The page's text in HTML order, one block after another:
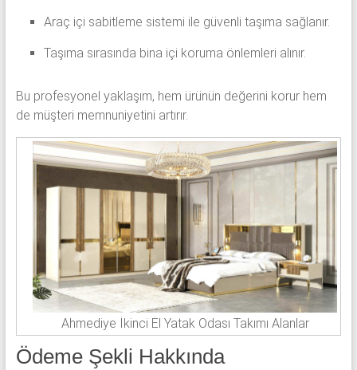
Araç içi sabitleme sistemi ile güvenli taşıma sağlanır.
Taşıma sırasında bina içi koruma önlemleri alınır.
Bu profesyonel yaklaşım, hem ürünün değerini korur hem
de müşteri memnuniyetini artırır.
Ahmediye İkinci El Yatak Odası Takımı Alanlar
Ödeme Şekli Hakkında